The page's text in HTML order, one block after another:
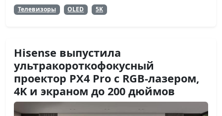
Телевизоры OLED 5K
Hisense выпустила
ультракороткофокусный
проектор PX4 Pro с RGB-лазером,
4K и экраном до 200 дюймов